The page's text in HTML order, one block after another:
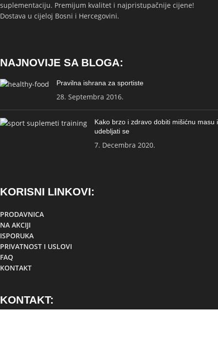
suplementaciju. Premijum kvalitet i najpristupačnije cijene!
Dostava u cijeloj Bosni i Hercegovini.
NAJNOVIJE SA BLOGA:
Pravilna ishrana za sportiste
28. Septembra 2016.
Kako brzo i zdravo dobiti mišićnu masu i
udebljati se
7. Decembra 2020.
KORISNI LINKOVI:
PRODAVNICA
NA AKCIJI
ISPORUKA
PRIVATNOST I USLOVI
FAQ
KONTAKT
KONTAKT: